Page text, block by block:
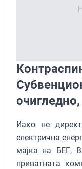
Иако не
електрична
мајка на БЕГ,
приватната